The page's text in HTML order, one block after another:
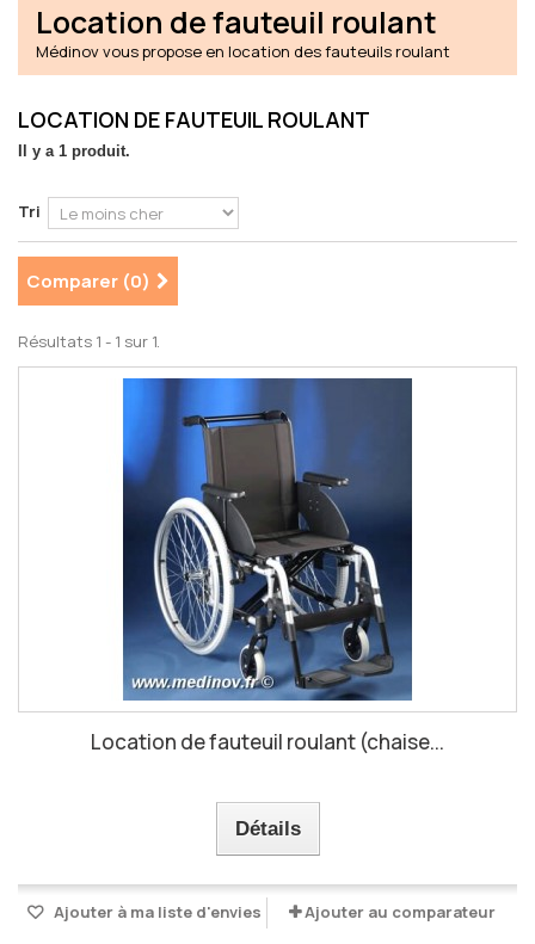
Location de fauteuil roulant
Médinov vous propose en location desfauteuils roulant
LOCATION DE FAUTEUIL ROULANT
Il y a 1 produit.
Tri
Comparer (0)
Résultats 1 - 1 sur 1.
Location de fauteuil roulant (chaise...
Détails
Ajouter à ma liste d'envies Ajouter au comparateur